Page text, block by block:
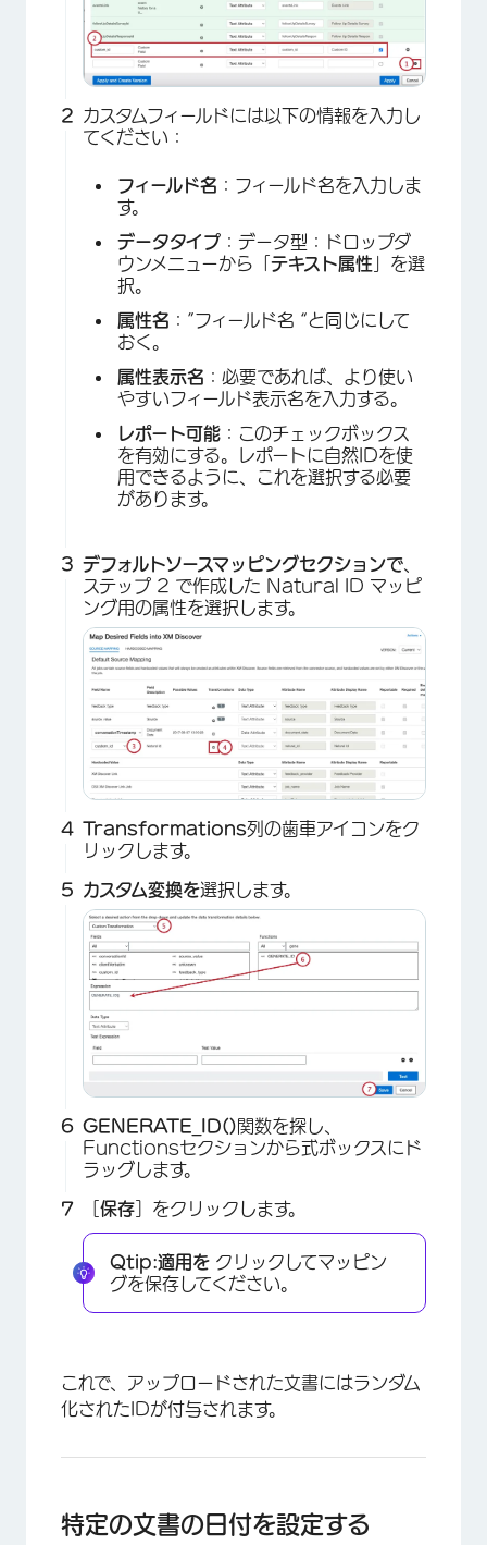
カスタムフィールドには以下の情報を入力し
てください：
フィールド名 ：フィールド名を入力しま
す。
データタイプ ：データ型：ドロップダ
ウンメニューから「 テキスト属性 」を選
択。
属性名 ：”フィールド名 “と同じにして
おく。
属性表示名 ：必要であれば、より使い
やすいフィールド表示名を入力する。
レポート可能 ：このチェックボックス
を有効にする。レポートに自然IDを使
用できるように、これを選択する必要
があります。
デフォルトソースマッピングセクションで、
ステップ 2 で作成した Natural ID マッピ
ング用の属性を選択します。
Transformations列の歯車アイコンをク
リックします。
カスタム変換を選択します。
GENERATE_ID()関数を探し、
Functionsセクションから式ボックスにド
ラッグします。
保存 ］をクリックします。
Qtip:適用を クリックしてマッピン
グを保存してください。
これで、アップロードされた文書にはランダム
化されたIDが付与されます。
特定の文書の日付を設定する